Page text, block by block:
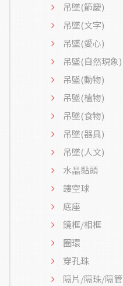
吊墜(節慶)
吊墜(文字)
吊墜(愛心)
吊墜(自然現象)
吊墜(動物)
吊墜(植物)
吊墜(食物)
吊墜(器具)
吊墜(人文)
水晶黏頭
鏤空球
底座
鏡框/相框
圈環
穿孔珠
隔片/隔珠/隔管